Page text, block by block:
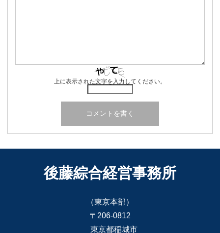
上に表示された文字を入力してください。
後藤綜合経営事務所
（東京本部）
〒206-0812
東京都稲城市